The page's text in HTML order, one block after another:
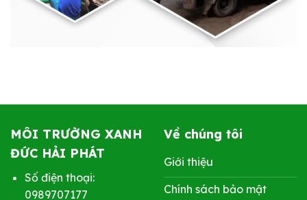
MÔI TRƯỜNG XANH
ĐỨC HẢI PHÁT
Số điện thoại:
0989707177
Về chúng tôi
Giới thiệu
Chính sách bảo mật